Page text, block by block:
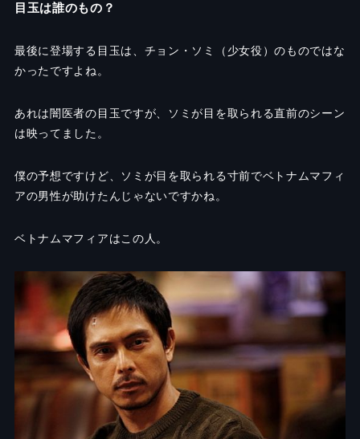
目玉は誰のもの？
最後に登場する目玉は、チョン・ソミ（少女役）のものではな
かったですよね。
あれは闇医者の目玉ですが、ソミが目を取られる直前のシーン
は映ってました。
僕の予想ですけど、ソミが目を取られる寸前でベトナムマフィ
アの男性が助けたんじゃないですかね。
ベトナムマフィアはこの人。